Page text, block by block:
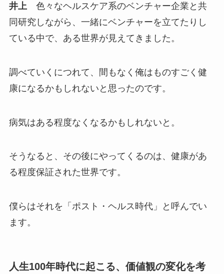
井上 色々なヘルスケア系のベンチャー企業と共
同研究しながら、一緒にベンチャーを立てたりし
ている中で、ある世界が見えてきました。
調べていくにつれて、間もなく俺はものすごく健
康になるかもしれないと思ったのです。
病気はある程度なくなるかもしれないと。
そうなると、その後にやってくるのは、健康があ
る程度保証された世界です。
僕らはそれを「ポスト・ヘルス時代」と呼んでい
ます。
人生100年時代に起こる、価値観の変化を考